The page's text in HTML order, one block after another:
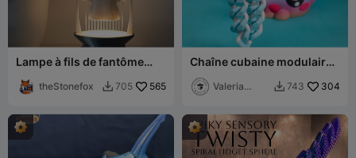
Lampe à fils de fantôme
theStonefox  705 565
Chaîne cubaine modulaire
chat)Valeria
 743 304